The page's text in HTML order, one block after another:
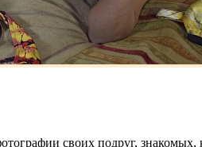
своих подруг,